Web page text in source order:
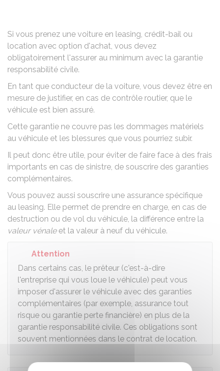
Si vous prenez une voiture en leasing, crédit-bail ou
location avec option d'achat, vous devez
obligatoirement l'assurer au minimum avec la garantie
responsabilité civile.
En tant que conducteur de la voiture, vous devez être en
mesure de justifier, en cas de contrôle routier, que le
véhicule est bien assuré.
Cette garantie ne couvre pas les dommages matériels
au véhicule et les blessures que vous pourriez subir.
Il peut donc être utile, pour éviter de faire face à des frais
importants en cas de sinistre, de souscrire des garanties
complémentaires.
Vous pouvez aussi souscrire une assurance spécifique
au leasing. Elle permet de prendre en charge, en cas de
destruction ou de vol du véhicule, la différence entre la
valeur vénaleet la valeur à neuf du véhicule.
Attention
Dans certains cas, le prêteur (c'est-à-dire
l'entreprise qui vous loue le véhicule) peut vous
imposer d'assurer le véhicule avec des garanties
complémentaires (par exemple, assurance tout
risque ou garantie perte financière) en plus de la
garantie responsabilité civile. Ces obligations sont
souvent mentionnées dans le contrat de location.